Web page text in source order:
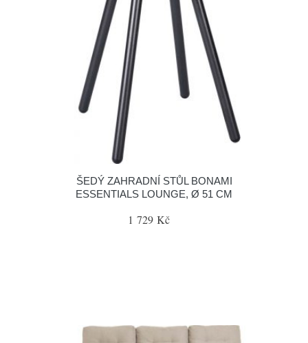
ŠEDÝ ZAHRADNÍ STŮL BONAMI
ESSENTIALS LOUNGE, Ø 51 CM
1 729 Kč